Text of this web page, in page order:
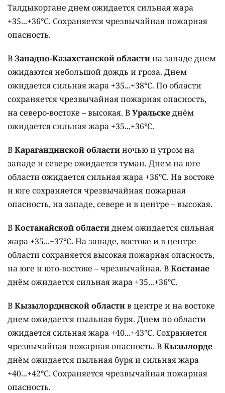
Талдыкоргане днем ожидается сильная жара
+35...+36°C. Сохраняется чрезвычайная пожарная
опасность.
ВЗападно-Казахстанской областина западе днем
ожидаются небольшой дождь и гроза. Днем
ожидается сильная жара +35...+38°C. По области
сохраняется чрезвычайная пожарная опасность,
на северо-востоке – высокая. ВУральскеднём
ожидается сильная жара +35...+36°C.
ВКарагандинской областиночью и утром на
западе и севере ожидается туман. Днем на юге
области ожидается сильная жара +36°C. На востоке
и юге сохраняется чрезвычайная пожарная
опасность, на западе, севере и в центре – высокая.
ВКостанайской областиднем ожидается сильная
жара +35...+37°C. На западе, востоке и в центре
области сохраняется высокая пожарная опасность,
на юге и юго-востоке – чрезвычайная. ВКостанае
днём ожидается сильная жара +35...+36°C.
ВКызылординской областив центре и на востоке
днем ожидается пыльная буря. Днем по области
ожидается сильная жара +40...+43°C. Сохраняется
чрезвычайная пожарная опасность. ВКызылорде
днём ожидается пыльная буря и сильная жара
+40...+42°C. Сохраняется чрезвычайная пожарная
опасность.